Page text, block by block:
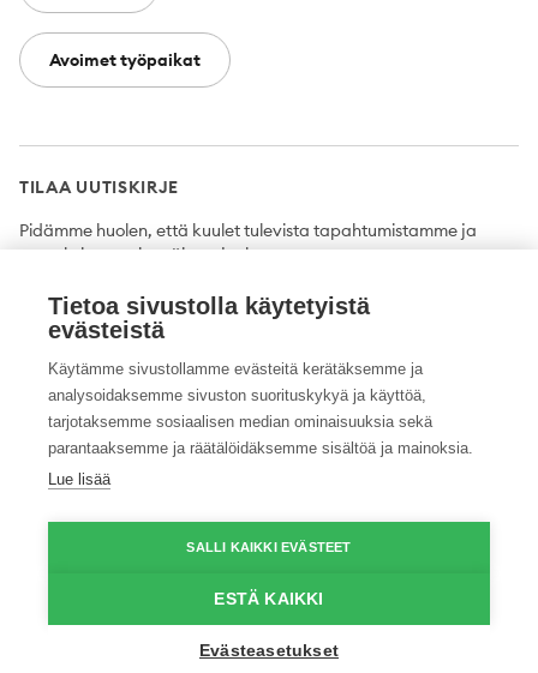
Avoimet työpaikat
TILAA UUTISKIRJE
Pidämme huolen, että kuulet tulevista tapahtumistamme ja
uutuuksista ensimmäisten joukossa.
Tilaa
Twitter FacebookYouTubeInstagramLinkedIn
© 2026 ProAgria. Kaikki oikeudet pidätetään.
Tietoa sivustolla käytetyistä
evästeistä
Käytämme sivustollamme evästeitä kerätäksemme ja
analysoidaksemme sivuston suorituskykyä ja käyttöä,
tarjotaksemme sosiaalisen median ominaisuuksia sekä
parantaaksemme ja räätälöidäksemme sisältöä ja mainoksia.
Lue lisää
SALLI KAIKKI EVÄSTEET
ESTÄ KAIKKI
Evästeasetukset